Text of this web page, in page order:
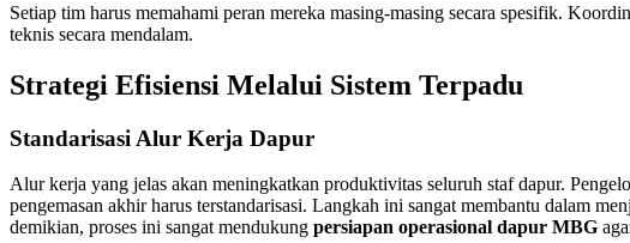
Setiap tim harus memahami peran mereka masing-masing secara spesifik.
teknis secara mendalam.
Strategi Efisiensi Melalui Sistem Terpadu
Standarisasi Alur Kerja Dapur
Alur kerja yang jelas akan meningkatkan produktivitas seluruh staf dapur.
pengemasan akhir harus terstandarisasi. Langkah ini sangat membantu dalam
demikian, proses ini sangat mendukung persiapan operasional dapur MBG